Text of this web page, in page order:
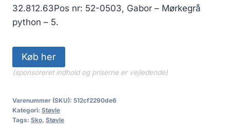
32.812.63Pos nr: 52-0503, Gabor – Mørkegrå
python – 5.
Køb her
(sponsoreret indhold og priserne er vejledende)
Varenummer (SKU): 512cf2290de6
Kategori: Støvle
Tags: Sko, Støvle